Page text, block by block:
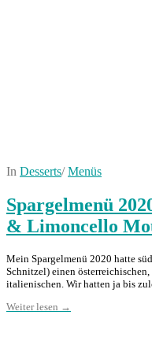
In Desserts/ Menüs
Spargelmenü
& Limoncello
Mein Spargelmenü 2020 hatte
Schnitzel) einen
italienischen. Wir hatten ja bis
Weiter lesen →